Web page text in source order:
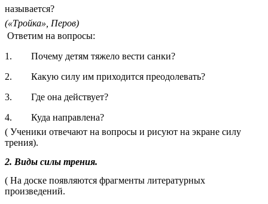
называется?
(«Тройка», Перов)
Ответим на вопросы:
1. Почему детям тяжело вести санки?
2. Какую силу им приходится преодолевать?
3. Где она действует?
4. Куда направлена?
( Ученики отвечают на вопросы и рисуют на экране силу
трения).
2. Виды силы трения.
( На доске появляются фрагменты литературных
произведений.